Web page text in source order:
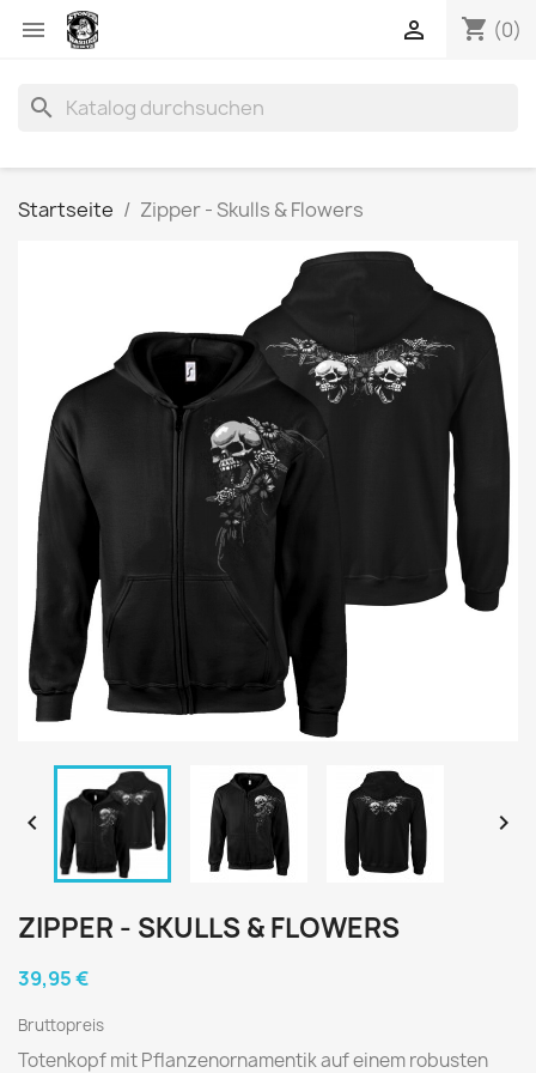
 shopping_cart (0)

search
Startseite Zipper - Skulls & Flowers
 
ZIPPER - SKULLS & FLOWERS
39,95 €
Bruttopreis
Totenkopf mit Pflanzenornamentik auf einem robusten